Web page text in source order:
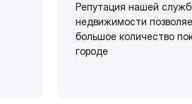
Репутация нашей
недвижимости
большое количество
городе